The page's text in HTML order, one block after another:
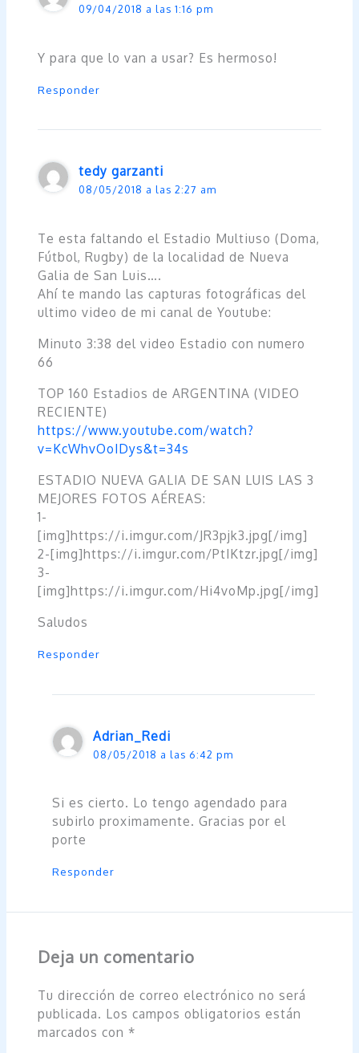
09/04/2018 a las 1:16 pm
Y para que lo van a usar? Es hermoso!
Responder
tedy garzanti
08/05/2018 a las 2:27 am
Te esta faltando el Estadio Multiuso (Doma,
Fútbol, Rugby) de la localidad de Nueva
Galia de San Luis….
Ahí te mando las capturas fotográficas del
ultimo video de mi canal de Youtube:
Minuto 3:38 del video Estadio con numero
66
TOP 160 Estadios de ARGENTINA (VIDEO
RECIENTE)
https://www.youtube.com/watch?
v=KcWhvOoIDys&t=34s
ESTADIO NUEVA GALIA DE SAN LUIS LAS 3
MEJORES FOTOS AÉREAS:
1-
[img]https://i.imgur.com/JR3pjk3.jpg[/img]
2-[img]https://i.imgur.com/PtIKtzr.jpg[/img]
3-
[img]https://i.imgur.com/Hi4voMp.jpg[/img]
Saludos
Responder
Adrian_Redi
08/05/2018 a las 6:42 pm
Si es cierto. Lo tengo agendado para
subirlo proximamente. Gracias por el
porte
Responder
Deja un comentario
Tu dirección de correo electrónico no será
publicada. Los campos obligatorios están
marcados con *